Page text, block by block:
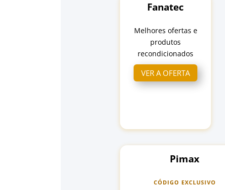
Fanatec
Melhores ofertas e
produtos
recondicionados
VER A OFERTA
Pimax
CÓDIGO EXCLUSIVO